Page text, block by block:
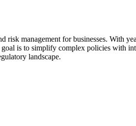
management for businesses. With
is to simplify complex policies with
landscape.